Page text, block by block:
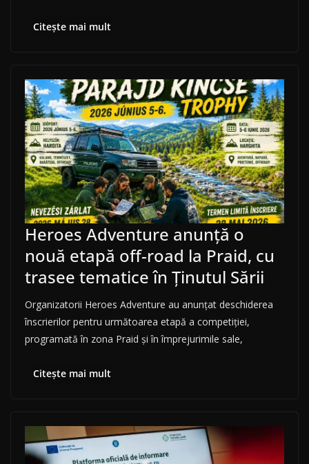
Citește mai mult
Heroes Adventure anunță o
nouă etapă off-road la Praid, cu
trasee tematice în Ținutul Sării
Organizatorii Heroes Adventure au anunțat deschiderea
înscrierilor pentru următoarea etapă a competiției,
programată în zona Praid și în împrejurimile sale,
Citește mai mult